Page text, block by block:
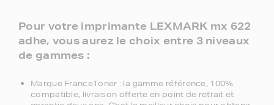
Pour votre imprimante LEXMARK mx 622
adhe, vous aurez le choix entre 3 niveaux
de gammes :
Marque FranceToner : la gamme référence, 100%
compatible, livraison offerte en point de retrait et